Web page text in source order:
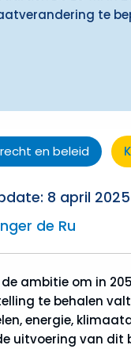
te
en beleid
8 april 2025
de Ru
de ambitie om in
te behalen
energie,
uitvoering van dit